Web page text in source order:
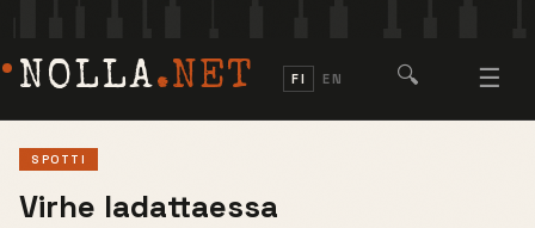
NOLLA.NET FI EN 🔍 ☰
SPOTTI
Virhe ladattaessa